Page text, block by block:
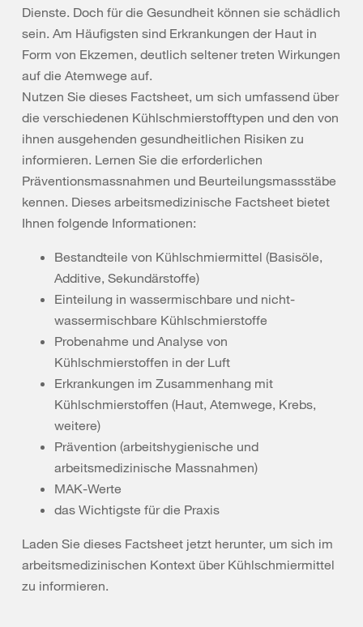
Dienste. Doch für die Gesundheit können sie schädlich
sein. Am Häufigsten sind Erkrankungen der Haut in
Form von Ekzemen, deutlich seltener treten Wirkungen
auf die Atemwege auf.
Nutzen Sie dieses Factsheet, um sich umfassend über
die verschiedenen Kühlschmierstofftypen und den von
ihnen ausgehenden gesundheitlichen Risiken zu
informieren. Lernen Sie die erforderlichen
Präventionsmassnahmen und Beurteilungsmassstäbe
kennen. Dieses arbeitsmedizinische Factsheet bietet
Ihnen folgende Informationen:
Bestandteile von Kühlschmiermittel (Basisöle,
Additive, Sekundärstoffe)
Einteilung in wassermischbare und nicht-
wassermischbare Kühlschmierstoffe
Probenahme und Analyse von
Kühlschmierstoffen in der Luft
Erkrankungen im Zusammenhang mit
Kühlschmierstoffen (Haut, Atemwege, Krebs,
weitere)
Prävention (arbeitshygienische und
arbeitsmedizinische Massnahmen)
MAK-Werte
das Wichtigste für die Praxis
Laden Sie dieses Factsheet jetzt herunter, um sich im
arbeitsmedizinischen Kontext über Kühlschmiermittel
zu informieren.